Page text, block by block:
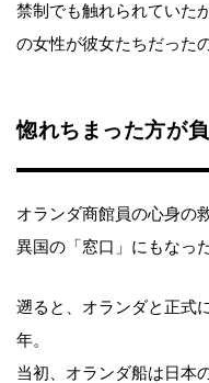
禁制でも触れられていた
の女性が彼女たちだった
惚れちまった方が
オランダ商館員の心身の
異国の「窓口」にもなっ
遡ると、オランダと正式
年。
当初、オランダ船は日本